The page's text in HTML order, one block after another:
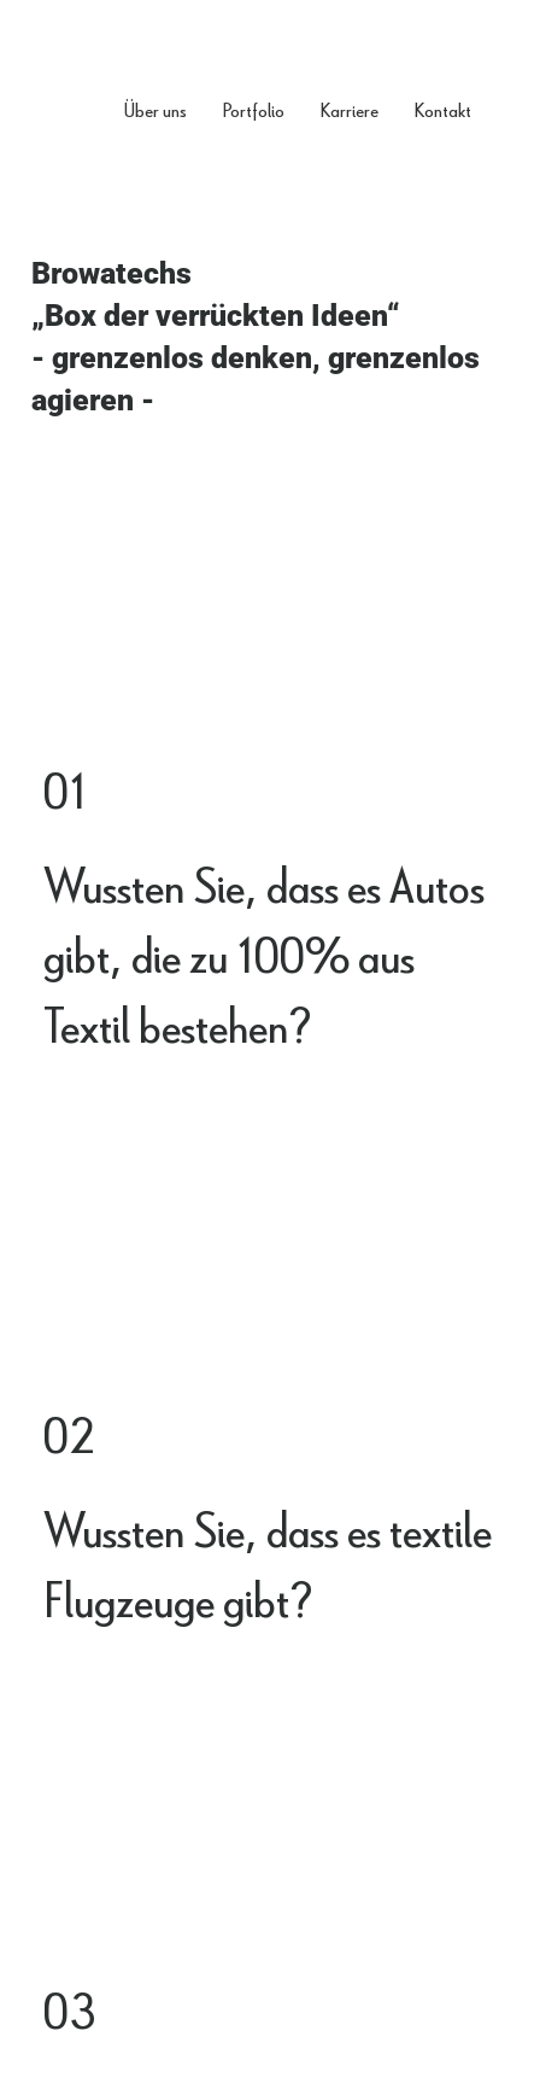
Über uns Portfolio Karriere Kontakt
Smarte Neuentwicklungen
Browatechs
„Box der verrückten Ideen“
- grenzenlos denken, grenzenlos
agieren -
03
Wussten Sie, dass es Autos
gibt, die zu 100% aus
Textil bestehen?
01
Wussten Sie, dass es textile
Flugzeuge gibt?
02